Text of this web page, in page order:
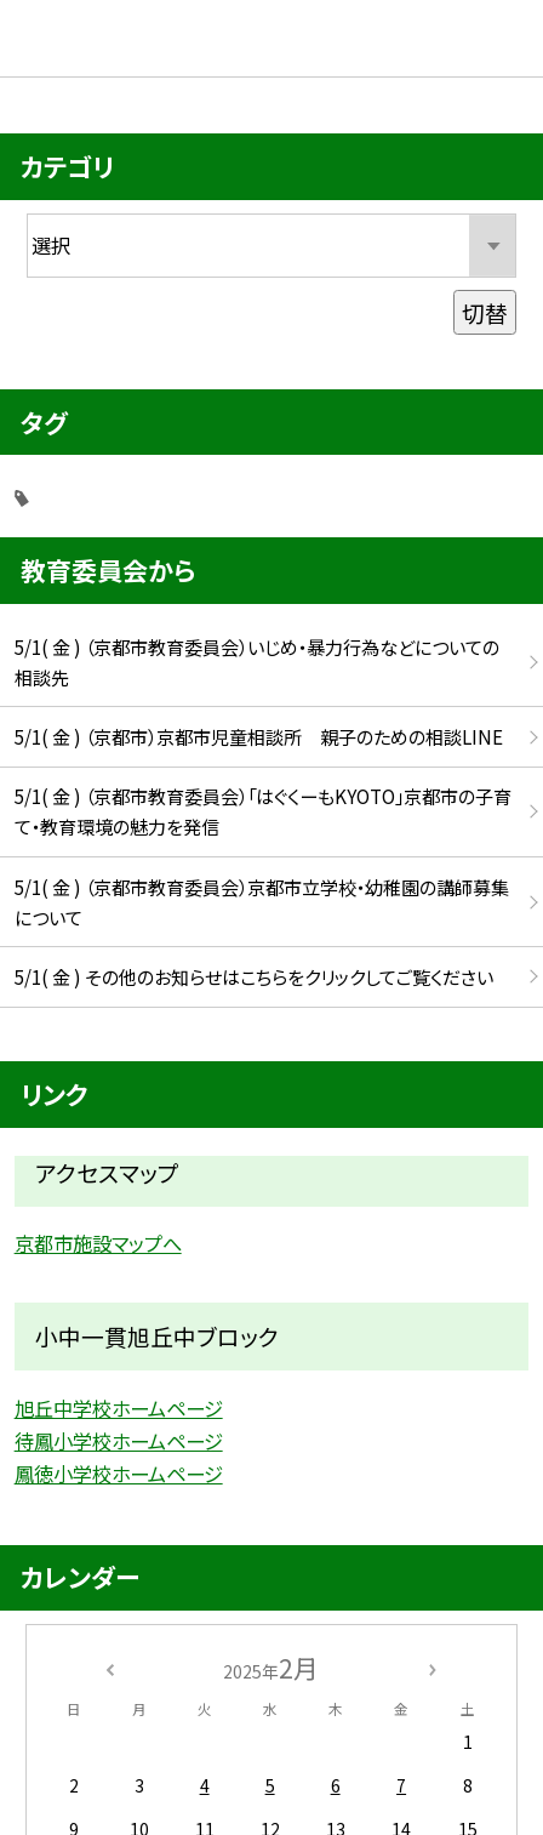
カテゴリ
切替
タグ
教育委員会から
5/1( 金 ) （京都市教育委員会）いじめ・暴力行為などについての
相談先
5/1( 金 ) （京都市）京都市児童相談所 親子のための相談LINE
5/1( 金 ) （京都市教育委員会）「はぐくーもKYOTO」京都市の子育
て・教育環境の魅力を発信
5/1( 金 ) （京都市教育委員会）京都市立学校・幼稚園の講師募集
について
5/1( 金 ) その他のお知らせはこちらをクリックしてご覧ください
リンク
アクセスマップ
京都市施設マップへ
小中一貫旭丘中ブロック
旭丘中学校ホームページ
待鳳小学校ホームページ
鳳徳小学校ホームページ
カレンダー
2025年2月
日 月 火 水 木 金 土
1
2
3 4 5 6 7
8
9
10 11 12 13 14
15